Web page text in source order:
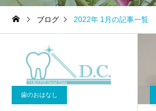
一般歯科
ブログ 2022年 1月の記事一覧
歯のおはなし